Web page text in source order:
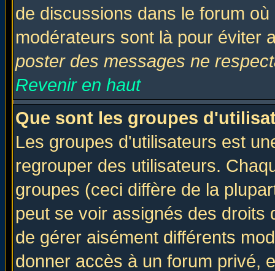
de discussions dans le forum
modérateurs sont là pour éviter
poster des messages ne
Revenir en haut
Que sont les groupes
Les groupes d'utilisateurs est
regrouper des utilisateurs.
groupes (ceci diffère de la
peut se voir assignés des
de gérer aisément différents
donner accès à un forum privé,